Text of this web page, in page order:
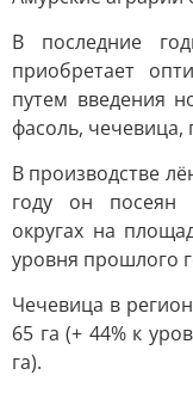
В последние
приобретает
путем введения
фасоль, чечевица,
В производстве
году он посеян
округах на
уровня прошлого
Чечевица в
65 га (+ 44% к
га).